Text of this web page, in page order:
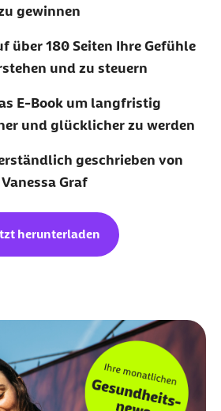
gewinnen
über 180 Seiten Ihre Gefühle
und zu steuern
E-Book um langfristig
und glücklicher zu werden
geschrieben von
Graf
herunterladen